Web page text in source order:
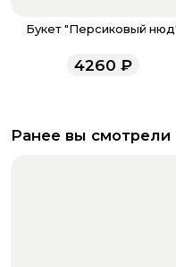
Букет "Персиковый
4260 ₽
Ранее вы смотрели